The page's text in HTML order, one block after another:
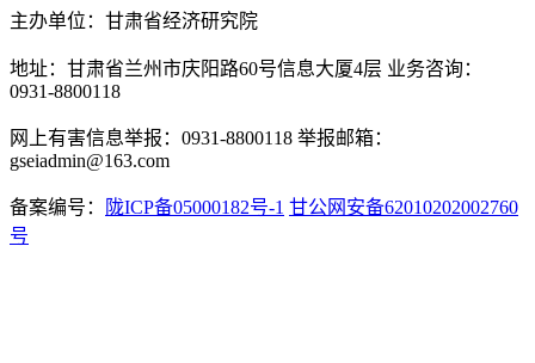
主办单位：甘肃省经济研究院
地址：甘肃省兰州市庆阳路60号信息大厦4层 业务咨询：
0931-8800118
网上有害信息举报：0931-8800118 举报邮箱：
gseiadmin@163.com
备案编号： 陇ICP备05000182号-1 甘公网安备62010202002760
号